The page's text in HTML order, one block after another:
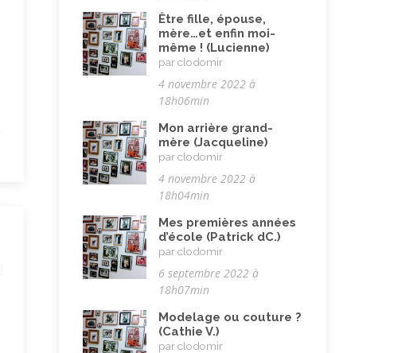
LGBTQIA+ (8)
Loisirs, jeux (34)
Mai 68 (8)
Musulman.e (être) (7)
Nature, animaux (23)
Pandémie Covid 19 (4)
Parents (être) (19)
(10)
Religion, valeurs et éthique (33)
Rencontres interculturelles
Retraite (4)
Rêves (12)
Solidarité (24)
Être fille, épouse,
mère…et enfin moi-
même ! (Lucienne)
par clodomir
4 novembre 2022 à
18h06min
Mon arrière grand-
mère (Jacqueline)
par clodomir
4 novembre 2022 à
18h04min
Mes premières années
d’école (Patrick dC.)
par clodomir
6 septembre 2022 à
18h07min
Modelage ou couture ?
(Cathie V.)
par clodomir